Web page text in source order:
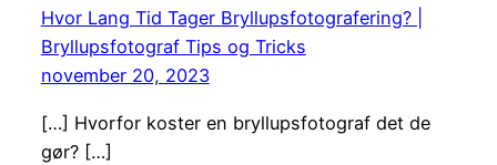
Hvor Lang Tid Tager Bryllupsfotografering? |
Bryllupsfotograf Tips og Tricks
november 20, 2023
[…] Hvorfor koster en bryllupsfotograf det de
gør? […]